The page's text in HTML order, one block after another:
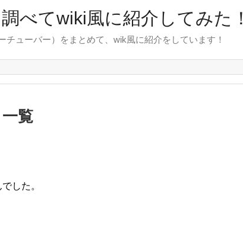
べてwiki風に紹介してみた！
チューバー）をまとめて、wik風に紹介をしています！
一覧
した。